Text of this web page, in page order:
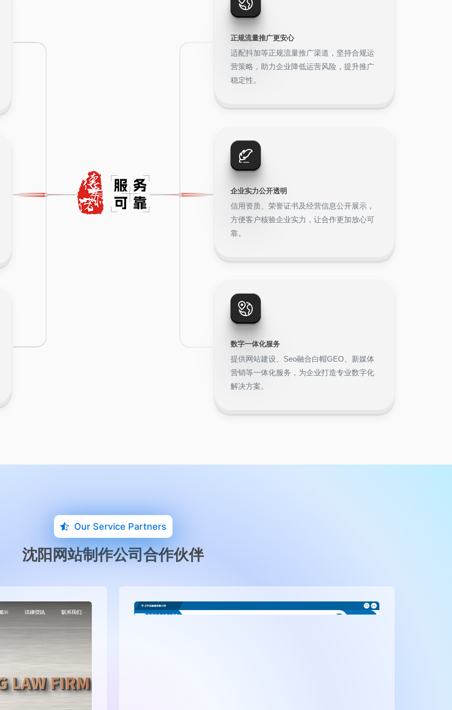
正规流量推广更安心
适配抖加等正规流量推广渠道，坚持合规运
营策略，助力企业降低运营风险，提升推广
稳定性。
企业实力公开透明
信用资质、荣誉证书及经营信息公开展示，
方便客户核验企业实力，让合作更加放心可
靠。
数字一体化服务
提供网站建设、Seo融合白帽GEO、新媒体
营销等一体化服务，为企业打造专业数字化
解决方案。
Our Service Partners
沈阳网站制作公司合作伙伴